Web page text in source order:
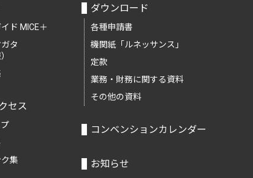
ド MICE＋
タ
セス
集
ダウンロード
各種申請書
機関紙「ルネッサンス」
定款
業務・財務に関する資料
その他の資料
コンベンションカレンダー
お知らせ